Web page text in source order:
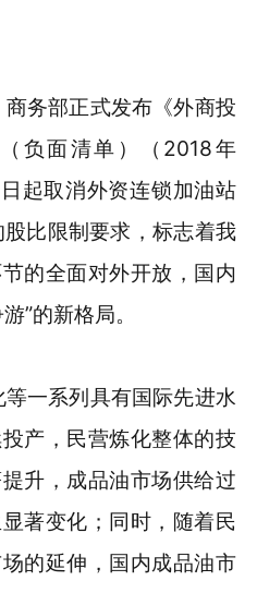
务部正式发布《外商投
负面清单）（2018年
起取消外资连锁加油站
比限制要求，标志着我
的全面对外开放，国内
”的新格局。
一系列具有国际先进水
产，民营炼化整体的技
升，成品油市场供给过
著变化；同时，随着民
的延伸，国内成品油市